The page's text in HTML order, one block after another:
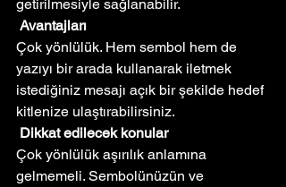
getirilmesiyle sağlanabilir.
Avantajları
Çok yönlülük. Hem sembol hem de
yazıyı bir arada kullanarak iletmek
istediğiniz mesajı açık bir şekilde hedef
kitlenize ulaştırabilirsiniz.
Dikkat edilecek konular
Çok yönlülük aşırılık anlamına
gelmemeli. Sembolünüzün ve